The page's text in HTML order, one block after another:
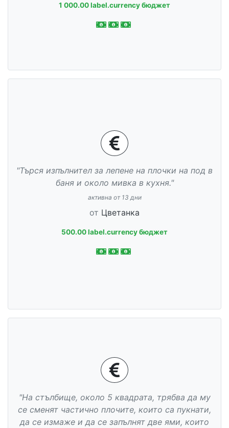
1 000.00 label.currency бюджет
"Търся изпълнител за лепене на плочки на под в
баня и около мивка в кухня."
активна от 13 дни
от Цветанка
500.00 label.currency бюджет
"На стълбище, около 5 квадрата, трябва да му
се сменят частично плочите, които са пукнати,
да се измаже и да се запълнят две ями, които